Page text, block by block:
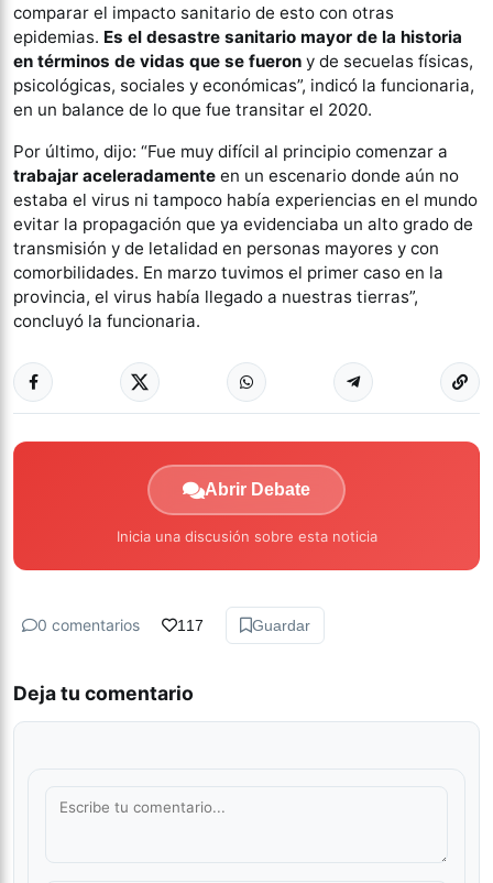
comparar el impacto sanitario de esto con otras
epidemias. Es el desastre sanitario mayor de la historia
en términos de vidas que se fueron y de secuelas físicas,
psicológicas, sociales y económicas”, indicó la funcionaria,
en un balance de lo que fue transitar el 2020.
Por último, dijo: “Fue muy difícil al principio comenzar a
trabajar aceleradamente en un escenario donde aún no
estaba el virus ni tampoco había experiencias en el mundo
evitar la propagación que ya evidenciaba un alto grado de
transmisión y de letalidad en personas mayores y con
comorbilidades. En marzo tuvimos el primer caso en la
provincia, el virus había llegado a nuestras tierras”,
concluyó la funcionaria.
Abrir Debate
Inicia una discusión sobre esta noticia
0 comentarios 117 Guardar
Deja tu comentario